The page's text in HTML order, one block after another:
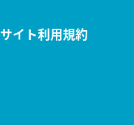
サイト利用規約